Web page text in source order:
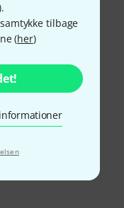
tilbage
(her)
Klarna Betal